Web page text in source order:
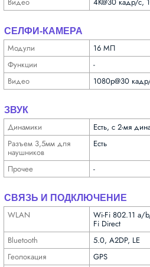
СЕЛФИ-КАМЕРА
Модули
16 МП
Функ­ции
-
Видео
1080p@30
ЗВУК
Динамики
Есть, с 2-мя
Разъем 3,5мм для
науш­ников
Есть
Прочее -
СВЯЗЬ И ПОДКЛЮЧЕНИЕ
WLAN Wi-Fi 802.11 a/
Fi Direct
Bluetooth
5.0, A2DP, LE
Геолока­ция
GPS